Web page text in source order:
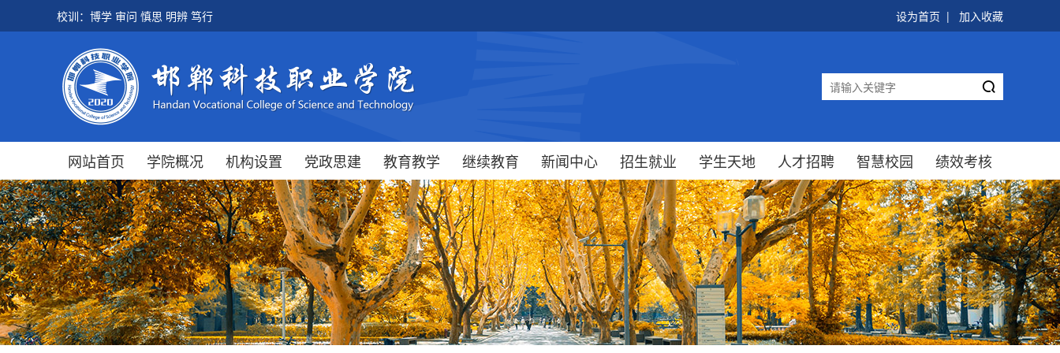
校训：博学 审问 慎思 明辨 笃行 设为首页 | 加入收藏

网站首页 学院概况 机构设置 党政思建 教育教学 继续教育 新闻中心 招生就业 学生天地 人才招聘 智慧校园 绩效考核